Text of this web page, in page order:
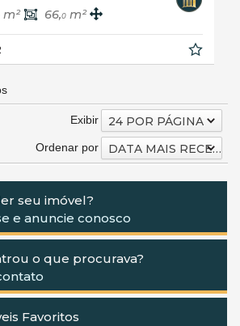
m² 66,0 m²
Exibir 24 POR PÁGINA
Ordenar por DATA MAIS RECENTE
seu imóvel?
e anuncie conosco
o que procurava?
Favoritos